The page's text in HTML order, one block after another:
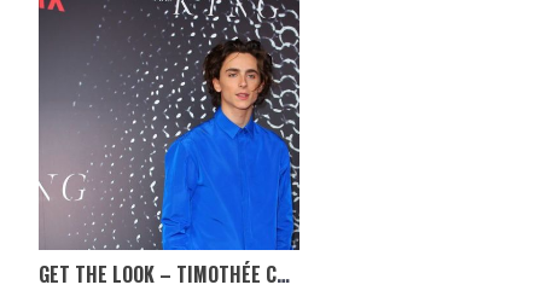
GET THE LOOK – TIMOTHÉE CHALAMET